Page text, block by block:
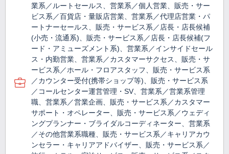
業系／ルートセールス、営業系／個人営業、販売・サー
ビス系／百貨店・量販店営業、営業系／代理店営業・パ
ートナーセールス、販売・サービス系／店長・店長候補
(小売・流通系)、販売・サービス系／店長・店長候補(フ
ード・アミューズメント系)、営業系／インサイドセール
ス・内勤営業、営業系／カスタマーサクセス、販売・サ
ービス系／ホール・フロアスタッフ、販売・サービス系
／カウンター受付(携帯ショップ等)、販売・サービス系
／コールセンター運営管理・SV、営業系／営業系管理
職、営業系／営業企画、販売・サービス系／カスタマー
サポート・オペレーター、販売・サービス系／ウェディ
ングプランナー・ブライダルコーディネーター、営業系
／その他営業系職種、販売・サービス系／キャリアカウ
ンセラー・キャリアアドバイザー、販売・サービス系／